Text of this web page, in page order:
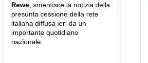
Rewe , smentisce la notizia della
presunta cessione della rete
italiana diffusa ieri da un
importante quotidiano
nazionale.